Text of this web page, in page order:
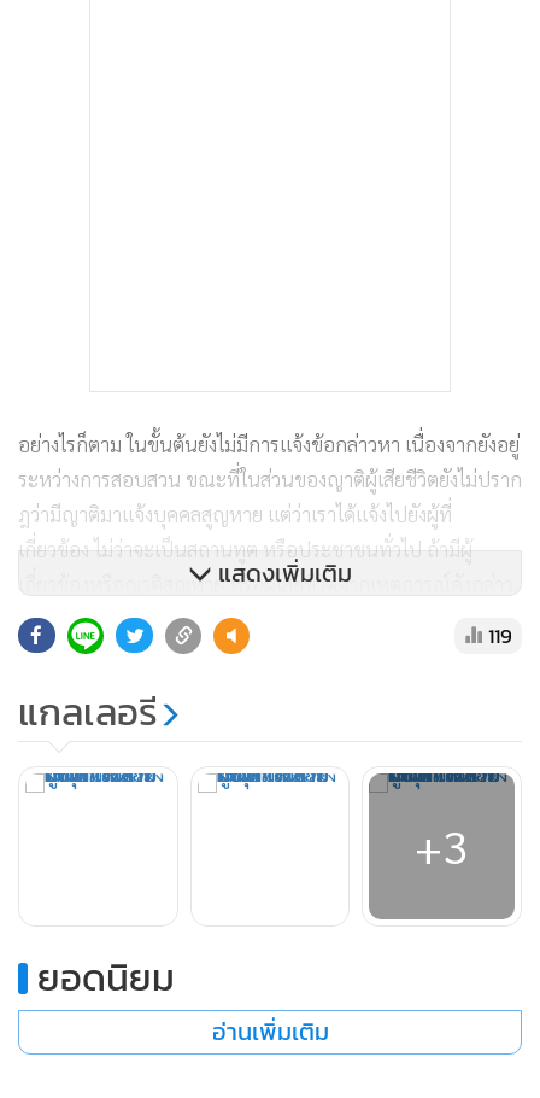
อย่างไรก็ตาม ในขั้นต้นยังไม่มีการแจ้งข้อกล่าวหา เนื่องจากยังอยู่
ระหว่างการสอบสวน ขณะที่ในส่วนของญาติผู้เสียชีวิตยังไม่ปราก
ฎว่ามีญาติมาแจ้งบุคคลสูญหาย แต่ว่าเราได้แจ้งไปยังผู้ที่
เกี่ยวข้อง ไม่ว่าจะเป็นสถานทูต หรือประชาชนทั่วไป ถ้ามีผู้
เกี่ยวข้องหรือญาติสูญหาย หรือผู้เสียชีวิตจากเหตุการณ์ดังกล่าว
ให้แจ้งข้อมูลไปที่ตำรวจภูธรจังหวัดภูเก็ต หรือที่สถานีตำรวจภูธร
กะทู้ เพื่อจะได้ดำเนินการสอบสวนต่อไป
อย่างไรก็ตาม ในส่วนของการตรวจสอบที่เกิดเหตุนั้นขณะนี้เจ้า
หน้าที่ศูนย์พิสูจน์หลักฐาน 8 จังหวัดสุราษฎร์ธานี ลงพื้นที่ตรวจ
สอบที่เกิดเหตุเพื่อหาสาเหตุของการเกิดเพลิงไหม้ในครั้งนี้แล้ว
ในเหตุการณ์ขณะนี้กำลังอยู่ระหว่างการสอบสวนของเจ้าหน้าที่
รวมทั้งมีชาวต่างชาติมาให้ข้อมูลแก่ทางเจ้าหน้าที่ตำรวจด้วย ใน
เบื้องต้นคาดว่าผู้เสียชีวิตน่าจะมีทั้งคนไทย และชาวต่างชาติ ซึ่ง
ในส่วนของคนไทยนั้นมีเพื่อนยืนยันว่าน่าจะเป็นศพของพนักงาน
แสดงเพิ่มเติม
119
แกลเลอรี
+3
ยอดนิยม
อ่านเพิ่มเติม